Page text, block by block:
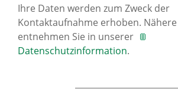
Ihre Daten werden zum Zweck der
Kontaktaufnahme erhoben.
entnehmen Sie in unserer
Datenschutzinformation.